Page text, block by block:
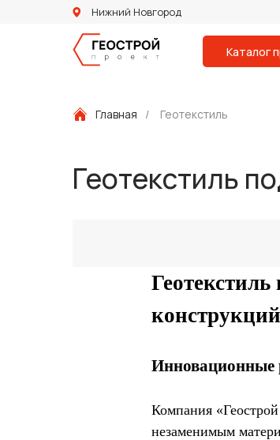
Нижний Новгород
Каталог
Главная / Геотекстиль
Геотекстиль
конструкций
Инновационные
Компания
незаменимым